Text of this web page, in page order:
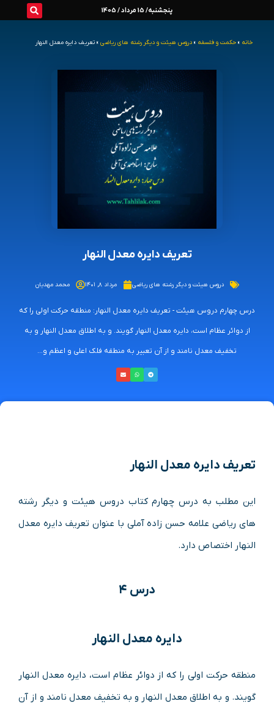
پنجشنبه/ 15 مرداد / 1405
خانه » حکمت و فلسفه » دروس هیئت و دیگر رشته های ریاضی » تعریف دایره معدل النهار
تعریف دایره معدل النهار
دروس هیئت و دیگر رشته های ریاضی مرداد ۸, ۱۴۰۱ محمد مهدیان
درس چهارم دروس هیئت - تعریف دایره معدل النهار: منطقه حرکت اولی را که
از دوائر عظام است، دایره معدل النهار گویند. و به اطلاق معدل النهار و به
تخفیف معدل نامند و از آن تعبیر به منطقه فلک اعلی و اعظم و...
تعریف دایره معدل النهار
این مطلب به درس چهارم کتاب دروس هیئت و دیگر رشته
های ریاضی علامه حسن زاده آملی با عنوان تعریف دایره معدل
النهار اختصاص دارد.
درس ۴
دایره معدل النهار
منطقه حرکت اولی را که از دوائر عظام است، دایره معدل النهار
گویند. و به اطلاق معدل النهار و به تخفیف معدل نامند و از آن